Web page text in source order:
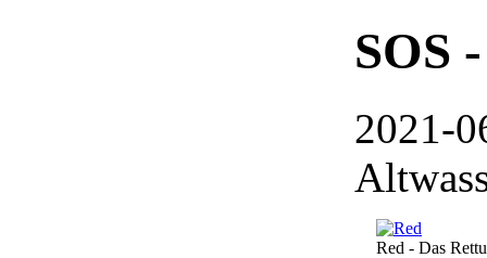
SOS
2021-
Red - Das